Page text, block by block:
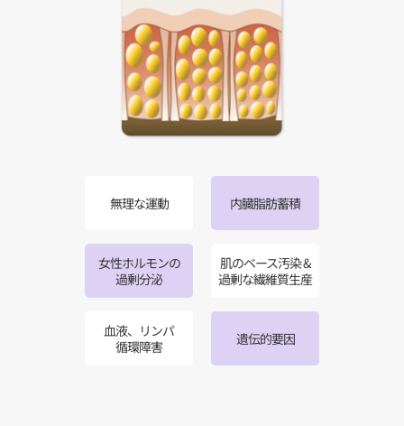
無理な運動 内臓脂肪蓄積
女性ホルモンの
過剰分泌
肌のベース汚染 &
過剰な繊維質生産
血液、リンパ
循環障害
遺伝的要因